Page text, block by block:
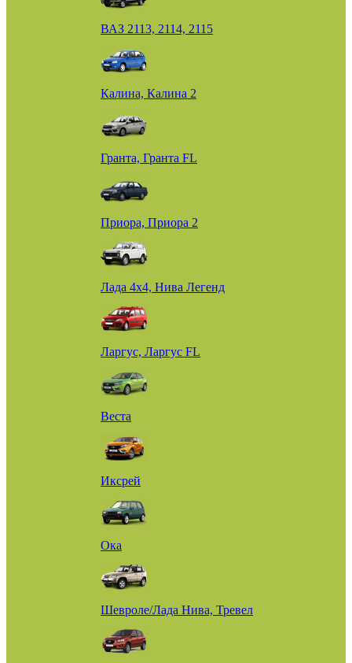
ВАЗ 2113, 2114, 2115
Калина, Калина 2
Гранта, Гранта FL
Приора, Приора 2
Лада 4х4, Нива Легенд
Ларгус, Ларгус FL
Веста
Иксрей
Ока
Шевроле/Лада Нива, Тревел